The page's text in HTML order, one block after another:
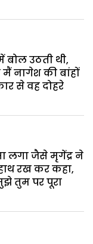
उठती थी,
नागेश की बांहों
से वह दोहरे
लगा जैसे मृगेंद्र ने
रख कर कहा,
तुम पर पूरा